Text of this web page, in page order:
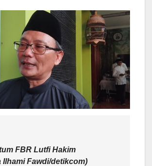
FBR Lutfi Hakim
Ilhami Fawdi/detikcom)